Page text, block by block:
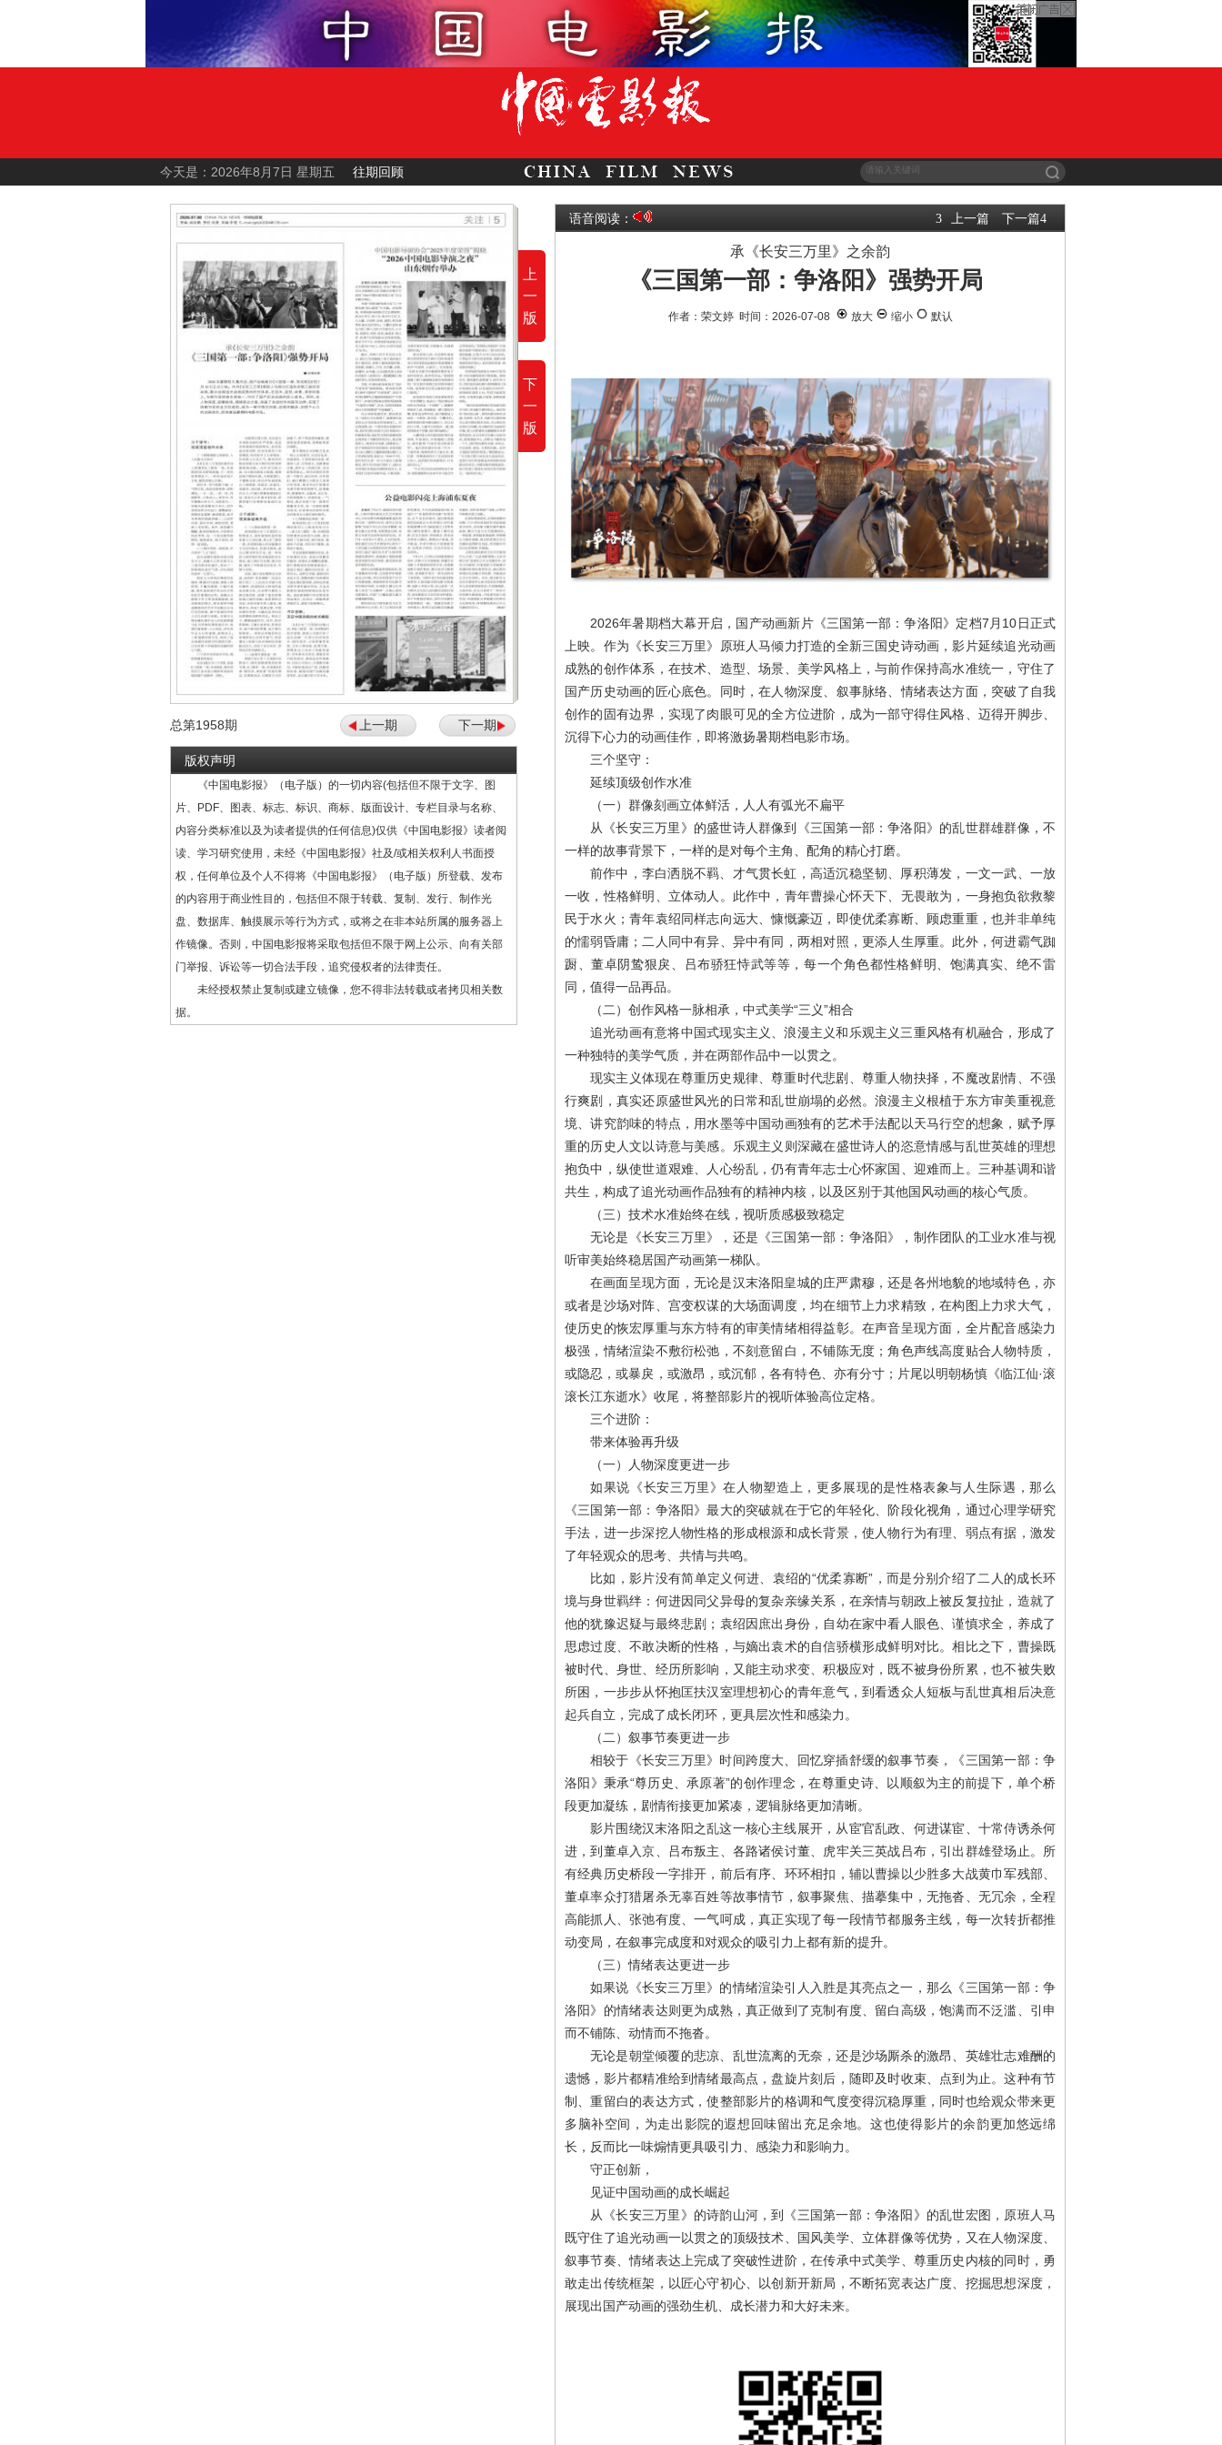
今天是：2026年8月7日 星期五 往期回顾
上
一
版
下
一
版
总第1958期 上一期 下一期
版权声明
《中国电影报》（电子版）的一切内容(包括但不限于文字、图
片、PDF、图表、标志、标识、商标、版面设计、专栏目录与名称、
内容分类标准以及为读者提供的任何信息)仅供《中国电影报》读者阅
读、学习研究使用，未经《中国电影报》社及/或相关权利人书面授
权，任何单位及个人不得将《中国电影报》（电子版）所登载、发布
的内容用于商业性目的，包括但不限于转载、复制、发行、制作光
盘、数据库、触摸展示等行为方式，或将之在非本站所属的服务器上
作镜像。否则，中国电影报将采取包括但不限于网上公示、向有关部
门举报、诉讼等一切合法手段，追究侵权者的法律责任。
未经授权禁止复制或建立镜像，您不得非法转载或者拷贝相关数
据。
语音阅读： 3 上一篇 下一篇4
承《长安三万里》之余韵
《三国第一部：争洛阳》强势开局
作者：荣文婷 时间：2026-07-08 放大 缩小 默认
2026年暑期档大幕开启，国产动画新片《三国第一部：争洛阳》定档7月10日正式
上映。作为《长安三万里》原班人马倾力打造的全新三国史诗动画，影片延续追光动画
成熟的创作体系，在技术、造型、场景、美学风格上，与前作保持高水准统一，守住了
国产历史动画的匠心底色。同时，在人物深度、叙事脉络、情绪表达方面，突破了自我
创作的固有边界，实现了肉眼可见的全方位进阶，成为一部守得住风格、迈得开脚步、
沉得下心力的动画佳作，即将激扬暑期档电影市场。
三个坚守：
延续顶级创作水准
（一）群像刻画立体鲜活，人人有弧光不扁平
从《长安三万里》的盛世诗人群像到《三国第一部：争洛阳》的乱世群雄群像，不
一样的故事背景下，一样的是对每个主角、配角的精心打磨。
前作中，李白洒脱不羁、才气贯长虹，高适沉稳坚韧、厚积薄发，一文一武、一放
一收，性格鲜明、立体动人。此作中，青年曹操心怀天下、无畏敢为，一身抱负欲救黎
民于水火；青年袁绍同样志向远大、慷慨豪迈，即使优柔寡断、顾虑重重，也并非单纯
的懦弱昏庸；二人同中有异、异中有同，两相对照，更添人生厚重。此外，何进霸气踟
蹰、董卓阴鸷狠戾、吕布骄狂恃武等等，每一个角色都性格鲜明、饱满真实、绝不雷
同，值得一品再品。
（二）创作风格一脉相承，中式美学“三义”相合
追光动画有意将中国式现实主义、浪漫主义和乐观主义三重风格有机融合，形成了
一种独特的美学气质，并在两部作品中一以贯之。
现实主义体现在尊重历史规律、尊重时代悲剧、尊重人物抉择，不魔改剧情、不强
行爽剧，真实还原盛世风光的日常和乱世崩塌的必然。浪漫主义根植于东方审美重视意
境、讲究韵味的特点，用水墨等中国动画独有的艺术手法配以天马行空的想象，赋予厚
重的历史人文以诗意与美感。乐观主义则深藏在盛世诗人的恣意情感与乱世英雄的理想
抱负中，纵使世道艰难、人心纷乱，仍有青年志士心怀家国、迎难而上。三种基调和谐
共生，构成了追光动画作品独有的精神内核，以及区别于其他国风动画的核心气质。
（三）技术水准始终在线，视听质感极致稳定
无论是《长安三万里》，还是《三国第一部：争洛阳》，制作团队的工业水准与视
听审美始终稳居国产动画第一梯队。
在画面呈现方面，无论是汉末洛阳皇城的庄严肃穆，还是各州地貌的地域特色，亦
或者是沙场对阵、宫变权谋的大场面调度，均在细节上力求精致，在构图上力求大气，
使历史的恢宏厚重与东方特有的审美情绪相得益彰。在声音呈现方面，全片配音感染力
极强，情绪渲染不敷衍松弛，不刻意留白，不铺陈无度；角色声线高度贴合人物特质，
或隐忍，或暴戾，或激昂，或沉郁，各有特色、亦有分寸；片尾以明朝杨慎《临江仙·滚
滚长江东逝水》收尾，将整部影片的视听体验高位定格。
三个进阶：
带来体验再升级
（一）人物深度更进一步
如果说《长安三万里》在人物塑造上，更多展现的是性格表象与人生际遇，那么
《三国第一部：争洛阳》最大的突破就在于它的年轻化、阶段化视角，通过心理学研究
手法，进一步深挖人物性格的形成根源和成长背景，使人物行为有理、弱点有据，激发
了年轻观众的思考、共情与共鸣。
比如，影片没有简单定义何进、袁绍的“优柔寡断”，而是分别介绍了二人的成长环
境与身世羁绊：何进因同父异母的复杂亲缘关系，在亲情与朝政上被反复拉扯，造就了
他的犹豫迟疑与最终悲剧；袁绍因庶出身份，自幼在家中看人眼色、谨慎求全，养成了
思虑过度、不敢决断的性格，与嫡出袁术的自信骄横形成鲜明对比。相比之下，曹操既
被时代、身世、经历所影响，又能主动求变、积极应对，既不被身份所累，也不被失败
所困，一步步从怀抱匡扶汉室理想初心的青年意气，到看透众人短板与乱世真相后决意
起兵自立，完成了成长闭环，更具层次性和感染力。
（二）叙事节奏更进一步
相较于《长安三万里》时间跨度大、回忆穿插舒缓的叙事节奏，《三国第一部：争
洛阳》秉承“尊历史、承原著”的创作理念，在尊重史诗、以顺叙为主的前提下，单个桥
段更加凝练，剧情衔接更加紧凑，逻辑脉络更加清晰。
影片围绕汉末洛阳之乱这一核心主线展开，从宦官乱政、何进谋宦、十常侍诱杀何
进，到董卓入京、吕布叛主、各路诸侯讨董、虎牢关三英战吕布，引出群雄登场止。所
有经典历史桥段一字排开，前后有序、环环相扣，辅以曹操以少胜多大战黄巾军残部、
董卓率众打猎屠杀无辜百姓等故事情节，叙事聚焦、描摹集中，无拖沓、无冗余，全程
高能抓人、张弛有度、一气呵成，真正实现了每一段情节都服务主线，每一次转折都推
动变局，在叙事完成度和对观众的吸引力上都有新的提升。
（三）情绪表达更进一步
如果说《长安三万里》的情绪渲染引人入胜是其亮点之一，那么《三国第一部：争
洛阳》的情绪表达则更为成熟，真正做到了克制有度、留白高级，饱满而不泛滥、引申
而不铺陈、动情而不拖沓。
无论是朝堂倾覆的悲凉、乱世流离的无奈，还是沙场厮杀的激昂、英雄壮志难酬的
遗憾，影片都精准给到情绪最高点，盘旋片刻后，随即及时收束、点到为止。这种有节
制、重留白的表达方式，使整部影片的格调和气度变得沉稳厚重，同时也给观众带来更
多脑补空间，为走出影院的遐想回味留出充足余地。这也使得影片的余韵更加悠远绵
长，反而比一味煽情更具吸引力、感染力和影响力。
守正创新，
见证中国动画的成长崛起
从《长安三万里》的诗韵山河，到《三国第一部：争洛阳》的乱世宏图，原班人马
既守住了追光动画一以贯之的顶级技术、国风美学、立体群像等优势，又在人物深度、
叙事节奏、情绪表达上完成了突破性进阶，在传承中式美学、尊重历史内核的同时，勇
敢走出传统框架，以匠心守初心、以创新开新局，不断拓宽表达广度、挖掘思想深度，
展现出国产动画的强劲生机、成长潜力和大好未来。